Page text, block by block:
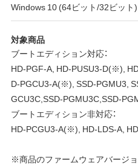
Windows 10 (64ビット/32ビット)
対象商品
ブートエディション対応：
HD-PGF-A, HD-PUSU3-D(※),
D-PGCU3-A(※), SSD-PGMU3,
GCU3C,SSD-PGMU3C,SSD-
ブートエディション非対応：
HD-PCGU3-A(※), HD-LDS-A,
※商品のファームウェアバージ